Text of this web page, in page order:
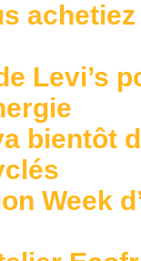
Levi’s
bientôt
Week